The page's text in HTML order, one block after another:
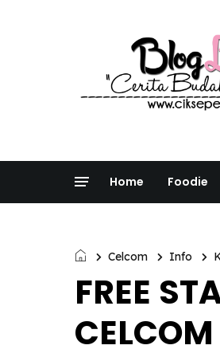
Home Foodie
Celcom Info
FREE
CELCOM